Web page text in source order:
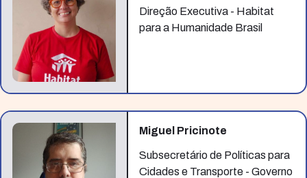
Direção Executiva - Habitat
para a Humanidade Brasil
Miguel Pricinote
Subsecretário de Políticas para
Cidades e Transporte - Governo